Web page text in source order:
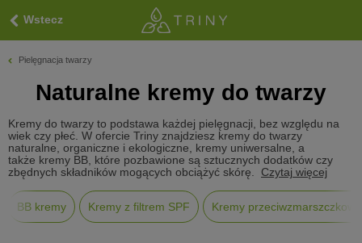
Wstecz
Pielęgnacja twarzy
Naturalne kremy do twarzy
Kremy do twarzy to podstawa każdej pielęgnacji, bez względu na
wiek czy płeć. W ofercie Triny znajdziesz kremy do twarzy
naturalne, organiczne i ekologiczne, kremy uniwersalne, a
także kremy BB, które pozbawione są sztucznych dodatków czy
zbędnych składników mogących obciążyć skórę. Czytaj więcej
BB kremy Kremy z filtrem SPF Kremy przeciwzmarszczkowe